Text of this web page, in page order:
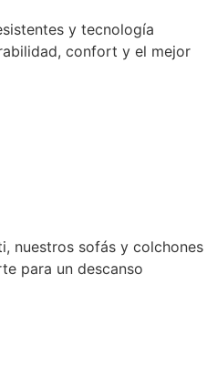
y tecnología
confort y el mejor
nuestros sofás y colchones
para un descanso